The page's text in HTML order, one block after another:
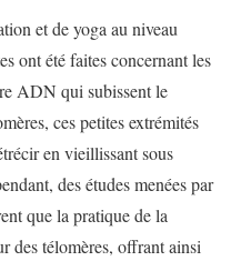
et de yoga au niveau
ont été faites concernant les
ADN qui subissent le
ces petites extrémités
en vieillissant sous
des études menées par
que la pratique de la
des télomères, offrant ainsi